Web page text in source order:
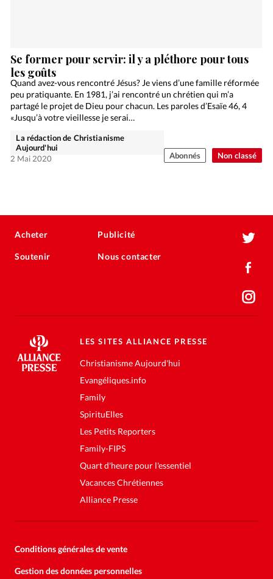
Non classé
Se former pour servir: il y a pléthore pour tous
les goûts
Quand avez-vous rencontré Jésus? Je viens d’une famille réformée
peu pratiquante. En 1981, j’ai rencontré un chrétien qui m’a
partagé le projet de Dieu pour chacun. Les paroles d’Esaïe 46, 4
«Jusqu’à votre vieillesse je serai…
La rédaction de Christianisme
Aujourd'hui
2 Mai 2020
Abonnés
Acheter
Soutenir
Publicité
Nous contacter
LES SITES ALLIANCE PRESSE
Christianisme Aujourd'hui
Evangéliques.info
Family
SpirituElles
Les Petits Reporters
Family-FIPS
Quart d'heure pour l'essentiel
Vacances Chrétiennes
Alliance Presse
Conditions générales de vente
Gestion des données personnelles